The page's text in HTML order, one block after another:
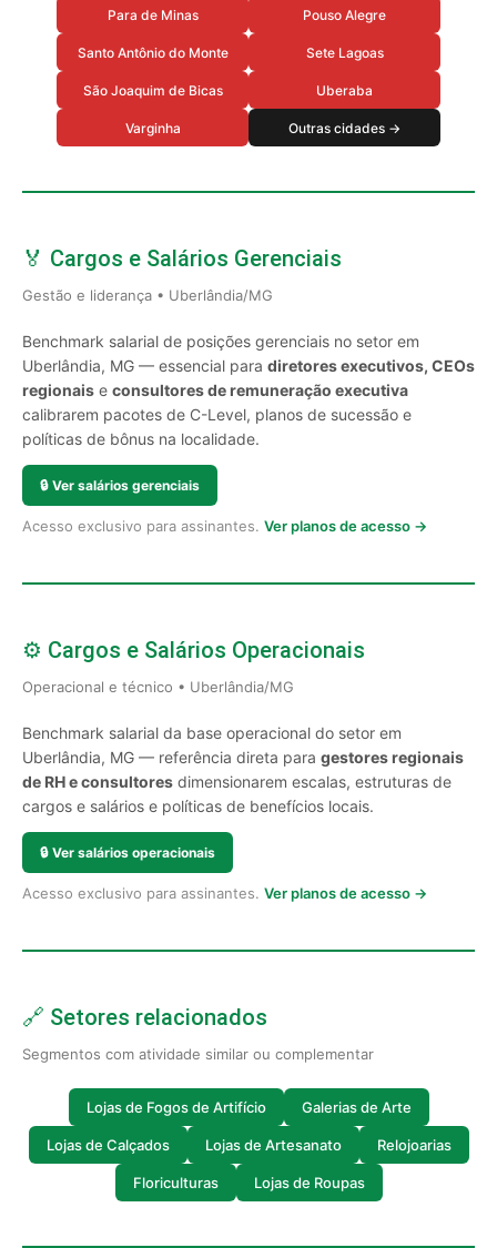
Para de Minas Pouso Alegre
Santo Antônio do Monte Sete Lagoas
São Joaquim de Bicas Uberaba
Varginha Outras cidades →
🏅 Cargos e Salários Gerenciais
Gestão e liderança • Uberlândia/MG
Benchmark salarial de posições gerenciais no setor em
Uberlândia, MG — essencial para diretores executivos, CEOs
regionais e consultores de remuneração executiva
calibrarem pacotes de C-Level, planos de sucessão e
políticas de bônus na localidade.
🔒 Ver salários gerenciais
Acesso exclusivo para assinantes. Ver planos de acesso →
⚙️ Cargos e Salários Operacionais
Operacional e técnico • Uberlândia/MG
Benchmark salarial da base operacional do setor em
Uberlândia, MG — referência direta para gestores regionais
de RH e consultores dimensionarem escalas, estruturas de
cargos e salários e políticas de benefícios locais.
🔒 Ver salários operacionais
Acesso exclusivo para assinantes. Ver planos de acesso →
🔗 Setores relacionados
Segmentos com atividade similar ou complementar
Lojas de Fogos de Artifício Galerias de Arte
Lojas de Calçados Lojas de Artesanato Relojoarias
Floriculturas Lojas de Roupas